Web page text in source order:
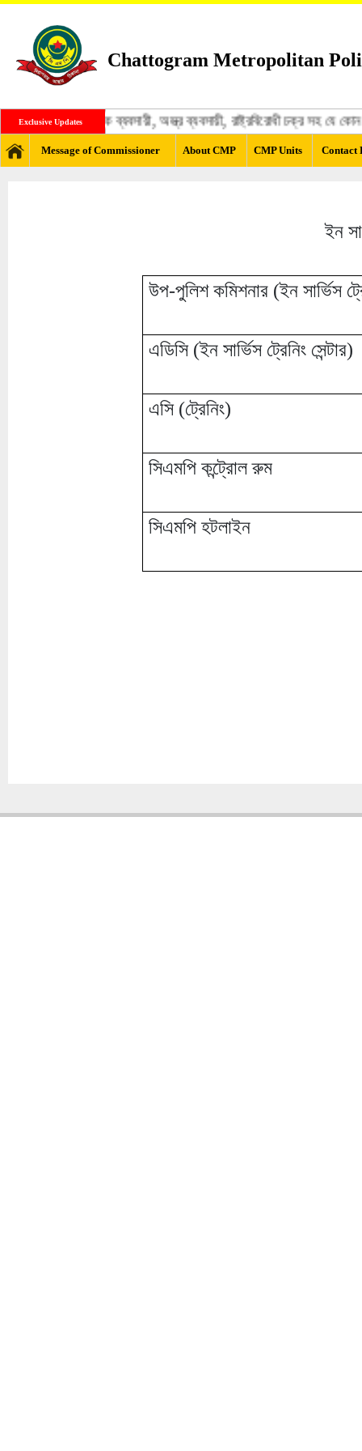
Chattogram Metropolitan
Exclusive Updates
জঙ্গী, মাদক ব্যবসায়ী, অস্ত্র ব্যবসায়ী, রাষ্ট্রবিরোধী চক্র সহ যে কোন
Message of Commissioner About CMP CMP Units Contact
ইন
উপ-পুলিশ কমিশনার (ইন সার্ভিস
এডিসি (ইন সার্ভিস ট্রেনিং সেন্টার)
এসি (ট্রেনিং)
সিএমপি কন্ট্রোল রুম
সিএমপি হটলাইন